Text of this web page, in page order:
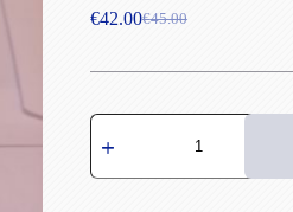
€45.00
Ursprünglicher
war:
€42.00Aktueller
ist:
1x
Diaz.
(10mg/ml)